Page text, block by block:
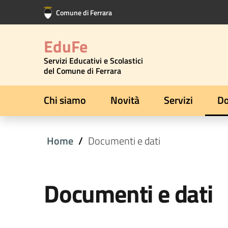
Vai al contenuto principale
Vai al footer Comune di Ferrara
EduFe
Servizi Educativi e Scolastici
del Comune di Ferrara
Chi siamo Novità Servizi
Home Documenti e dati
Documenti e dati